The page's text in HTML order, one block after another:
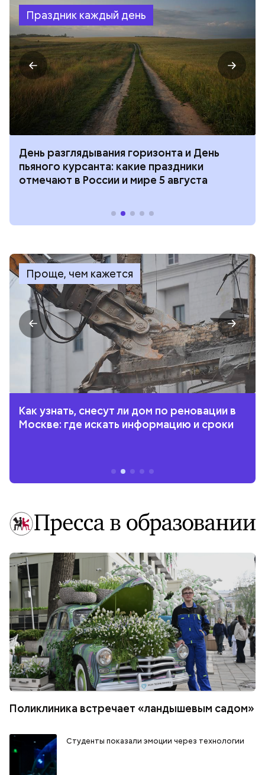
Праздник каждый день
День разглядывания горизонта и День
пьяного курсанта: какие праздники
отмечают в России и мире 5 августа
Проще, чем кажется
Как узнать, снесут ли дом по реновации в
Москве: где искать информацию и сроки
Поликлиника встречает «ландышевым садом»
Студенты показали эмоции через технологии